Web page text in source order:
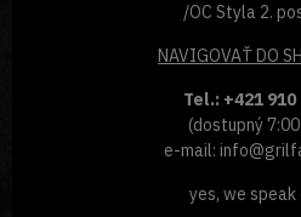
/OC Styla 2.
NAVIGOVAŤ DO
Tel.: +421 910
(dostupný
e-mail:
yes, we speak